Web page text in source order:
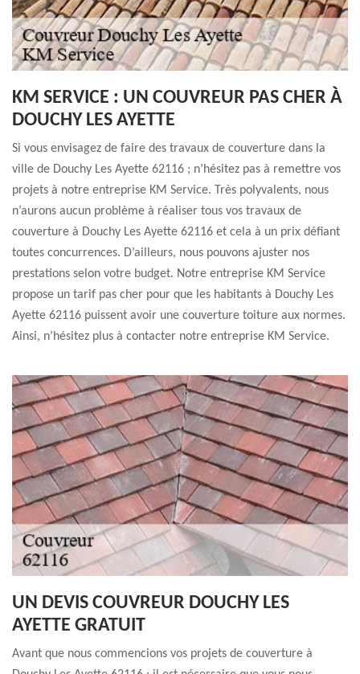
KM SERVICE : UN COUVREUR PAS CHER À
DOUCHY LES AYETTE
Si vous envisagez de faire des travaux de couverture dans la
ville de Douchy Les Ayette 62116 ; n’hésitez pas à remettre vos
projets à notre entreprise KM Service. Très polyvalents, nous
n’aurons aucun problème à réaliser tous vos travaux de
couverture à Douchy Les Ayette 62116 et cela à un prix défiant
toutes concurrences. D’ailleurs, nous pouvons ajuster nos
prestations selon votre budget. Notre entreprise KM Service
propose un tarif pas cher pour que les habitants à Douchy Les
Ayette 62116 puissent avoir une couverture toiture aux normes.
Ainsi, n’hésitez plus à contacter notre entreprise KM Service.
UN DEVIS COUVREUR DOUCHY LES
AYETTE GRATUIT
Avant que nous commencions vos projets de couverture à